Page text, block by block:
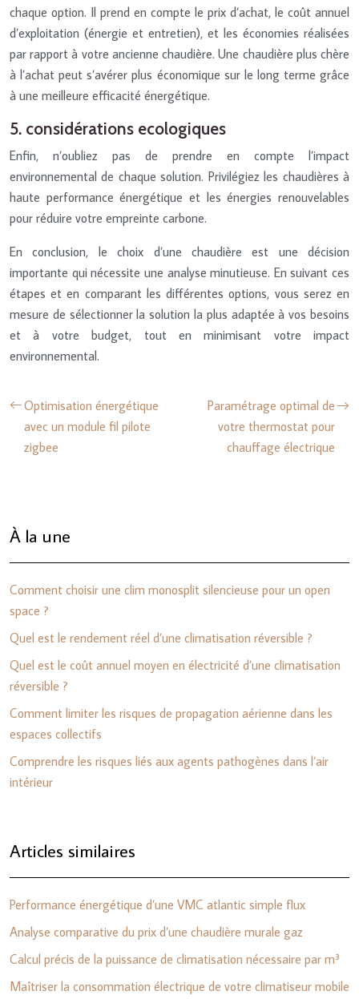
chaque option. Il prend en compte le prix d’achat, le coût annuel
d’exploitation (énergie et entretien), et les économies réalisées
par rapport à votre ancienne chaudière. Une chaudière plus chère
à l’achat peut s’avérer plus économique sur le long terme grâce
à une meilleure efficacité énergétique.
5. considérations ecologiques
Enfin, n’oubliez pas de prendre en compte l’impact
environnemental de chaque solution. Privilégiez les chaudières à
haute performance énergétique et les énergies renouvelables
pour réduire votre empreinte carbone.
En conclusion, le choix d’une chaudière est une décision
importante qui nécessite une analyse minutieuse. En suivant ces
étapes et en comparant les différentes options, vous serez en
mesure de sélectionner la solution la plus adaptée à vos besoins
et à votre budget, tout en minimisant votre impact
environnemental.
Optimisation énergétique
avec un module fil pilote
zigbee
Paramétrage optimal de
votre thermostat pour
chauffage électrique
À la une
Comment choisir une clim monosplit silencieuse pour un open
space ?
Quel est le rendement réel d’une climatisation réversible ?
Quel est le coût annuel moyen en électricité d’une climatisation
réversible ?
Comment limiter les risques de propagation aérienne dans les
espaces collectifs
Comprendre les risques liés aux agents pathogènes dans l’air
intérieur
Articles similaires
Performance énergétique d’une VMC atlantic simple flux
Analyse comparative du prix d’une chaudière murale gaz
Calcul précis de la puissance de climatisation nécessaire par m³
Maîtriser la consommation électrique de votre climatiseur mobile